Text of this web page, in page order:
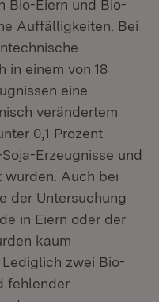
Bio-Eiern und Bio-
Auffälligkeiten. Bei
in einem von 18
eine
verändertem
0,1 Prozent
Erzeugnisse und
Auch bei
der Untersuchung
in Eiern oder der
kaum
zwei Bio-
fehlender